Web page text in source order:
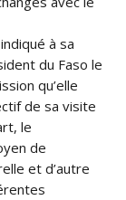
à sa
du Faso le
qu’elle
de sa visite
le
de
et d’autre